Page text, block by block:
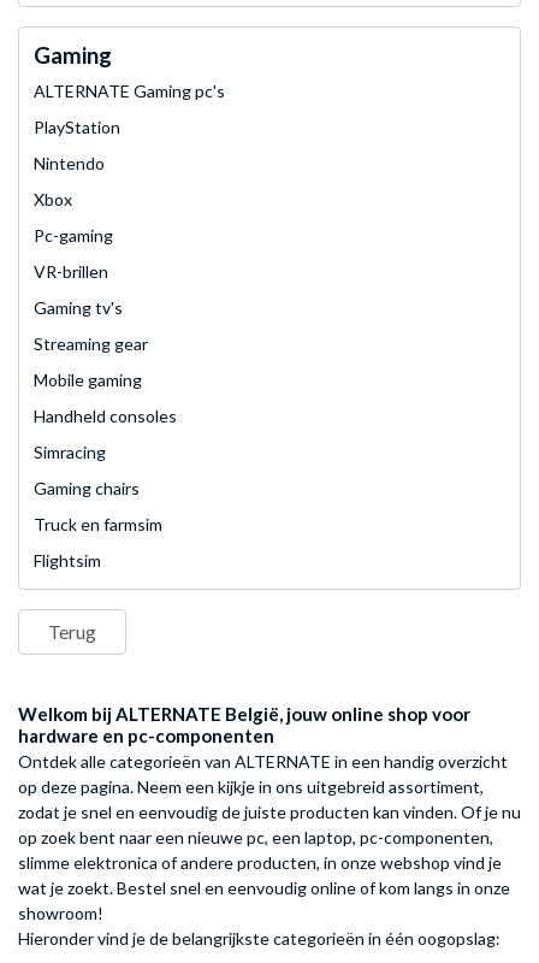
Gaming
ALTERNATE Gaming pc's
PlayStation
Nintendo
Xbox
Pc-gaming
VR-brillen
Gaming tv's
Streaming gear
Mobile gaming
Handheld consoles
Simracing
Gaming chairs
Truck en farmsim
Flightsim
Terug
Welkom bij ALTERNATE België, jouw online shop voor
hardware en pc-componenten
Ontdek alle categorieën van ALTERNATE in een handig overzicht
op deze pagina. Neem een kijkje in ons uitgebreid assortiment,
zodat je snel en eenvoudig de juiste producten kan vinden. Of je nu
op zoek bent naar een nieuwe pc, een laptop, pc-componenten,
slimme elektronica of andere producten, in onze webshop vind je
wat je zoekt. Bestel snel en eenvoudig online of kom langs in onze
showroom!
Hieronder vind je de belangrijkste categorieën in één oogopslag: